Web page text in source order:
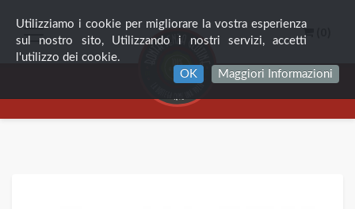
Utilizziamo i cookie per migliorare la vostra esperienza
sul nostro sito, Utilizzando i nostri servizi, accetti
l'utilizzo dei cookie.
OK
Maggiori Informazioni